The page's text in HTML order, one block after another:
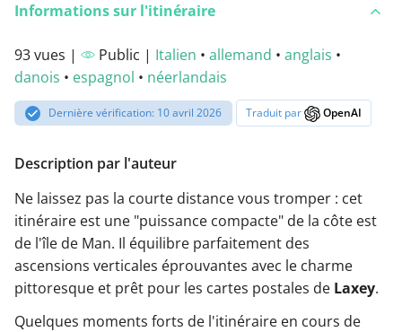
Informations sur l'itinéraire
93 vues | Public | Italien • allemand • anglais •
danois • espagnol • néerlandais
Dernière vérification: 10 avril 2026 Traduit par OpenAI
Description par l'auteur
Ne laissez pas la courte distance vous tromper : cet
itinéraire est une "puissance compacte" de la côte est
de l'île de Man. Il équilibre parfaitement des
ascensions verticales éprouvantes avec le charme
pittoresque et prêt pour les cartes postales de Laxey.
Quelques moments forts de l'itinéraire en cours de